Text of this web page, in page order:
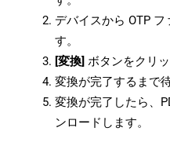
デバイスから OTP
す。
[変換] ボタンをクリッ
変換が完了するまで
変換が完了したら、
ンロードします。